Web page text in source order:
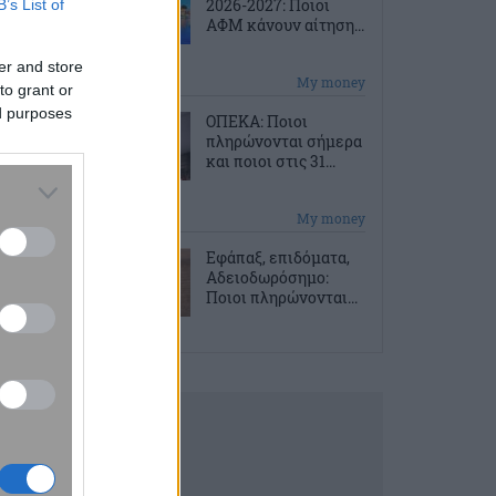
List of
and store
grant or
purposes
2026-2027: Ποιοι
ΑΦΜ κάνουν αίτηση...
My money
ΟΠΕΚΑ: Ποιοι
πληρώνονται σήμερα
και ποιοι στις 31...
My money
Εφάπαξ, επιδόματα,
Αδειοδωρόσημο:
Ποιοι πληρώνονται...